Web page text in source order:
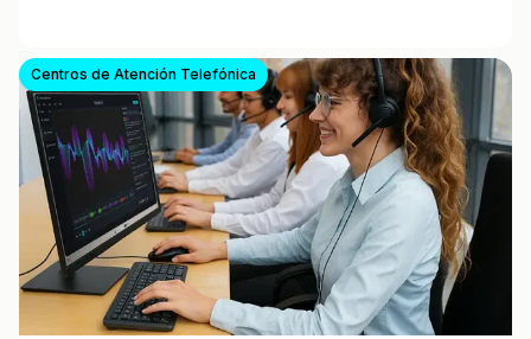
Centros de Atención Telefónica